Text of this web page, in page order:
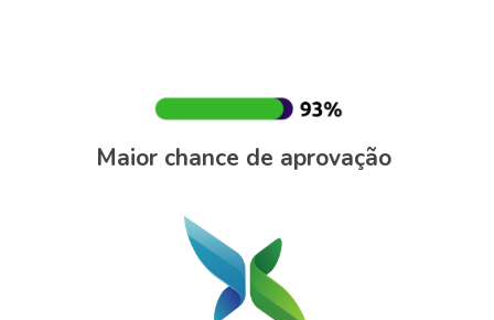
Maior chance de aprovação